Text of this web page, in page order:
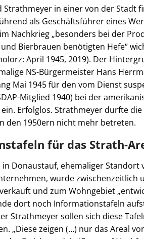
Strathmeyer in einer von der Stadt
als Geschäftsführer eines
Nachkrieg „besonders bei der
Bierbrauen benötigten Hefe“
April 1945, 2019). Der
NS-Bürgermeister Hans
Mai 1945 für den vom Dienst
Mitglied 1940) bei der
Erfolglos. Strathmeyer durfte die
den 1950ern nicht mehr betreten.
für das Strath-
in Donaustauf, ehemaliger Standort
wurde zwischenzeitlich
und zum Wohngebiet
dort noch Informationstafeln
Strathmeyer sollen sich diese
„Diese zeigen (…) nur das Areal